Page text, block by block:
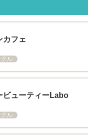
カフェ
ル
ビューティーLabo
ル